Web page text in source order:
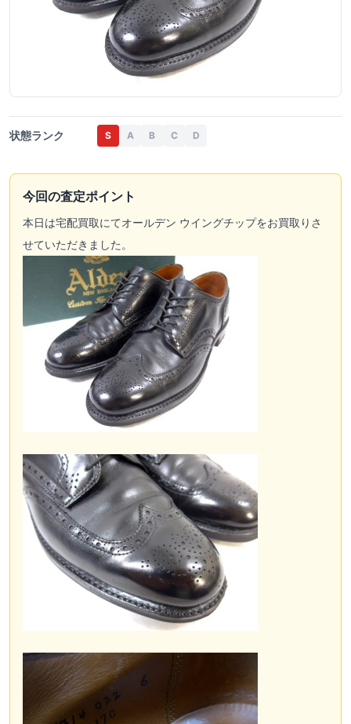
状態ランク S A B C D
今回の査定ポイント
本日は宅配買取にてオールデン ウイングチップをお買取りさ
せていただきました。